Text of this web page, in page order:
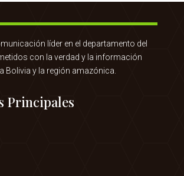
líder en el departamento del
con la verdad y la información
Bolivia y la región amazónica.
Principales